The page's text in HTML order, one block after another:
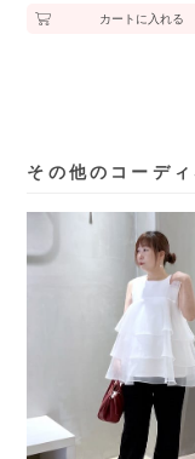
カートに入れる
その他のコーディ